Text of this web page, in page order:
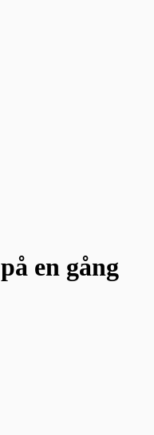
på en gång